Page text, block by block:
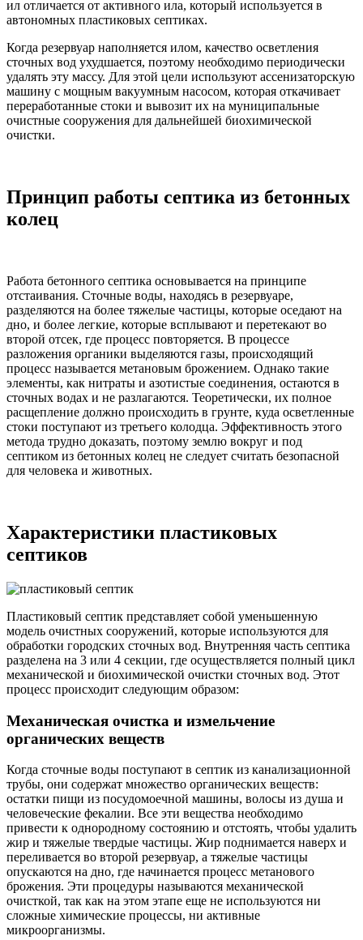
ил отличается от активного ила, который используется в
автономных пластиковых септиках.
Когда резервуар наполняется илом, качество осветления
сточных вод ухудшается, поэтому необходимо периодически
удалять эту массу. Для этой цели используют ассенизаторскую
машину с мощным вакуумным насосом, которая откачивает
переработанные стоки и вывозит их на муниципальные
очистные сооружения для дальнейшей биохимической
очистки.
Принцип работы септика из бетонных
колец
Работа бетонного септика основывается на принципе
отстаивания. Сточные воды, находясь в резервуаре,
разделяются на более тяжелые частицы, которые оседают на
дно, и более легкие, которые всплывают и перетекают во
второй отсек, где процесс повторяется. В процессе
разложения органики выделяются газы, происходящий
процесс называется метановым брожением. Однако такие
элементы, как нитраты и азотистые соединения, остаются в
сточных водах и не разлагаются. Теоретически, их полное
расщепление должно происходить в грунте, куда осветленные
стоки поступают из третьего колодца. Эффективность этого
метода трудно доказать, поэтому землю вокруг и под
септиком из бетонных колец не следует считать безопасной
для человека и животных.
Характеристики пластиковых
септиков
Пластиковый септик представляет собой уменьшенную
модель очистных сооружений, которые используются для
обработки городских сточных вод. Внутренняя часть септика
разделена на 3 или 4 секции, где осуществляется полный цикл
механической и биохимической очистки сточных вод. Этот
процесс происходит следующим образом:
Механическая очистка и измельчение
органических веществ
Когда сточные воды поступают в септик из канализационной
трубы, они содержат множество органических веществ:
остатки пищи из посудомоечной машины, волосы из душа и
человеческие фекалии. Все эти вещества необходимо
привести к однородному состоянию и отстоять, чтобы удалить
жир и тяжелые твердые частицы. Жир поднимается наверх и
переливается во второй резервуар, а тяжелые частицы
опускаются на дно, где начинается процесс метанового
брожения. Эти процедуры называются механической
очисткой, так как на этом этапе еще не используются ни
сложные химические процессы, ни активные
микроорганизмы.